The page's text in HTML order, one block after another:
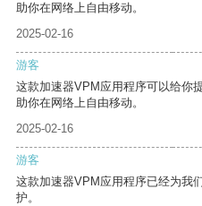
助你在网络上自由移动。
2025-02-16
游客
这款加速器VPM应用程序可以给你
助你在网络上自由移动。
2025-02-16
游客
这款加速器VPM应用程序已经为我
护。